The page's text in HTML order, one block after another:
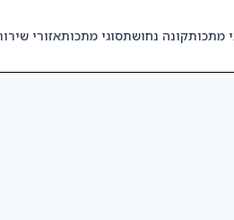
מתכותקונה נחושתסוגי מתכותאזורי